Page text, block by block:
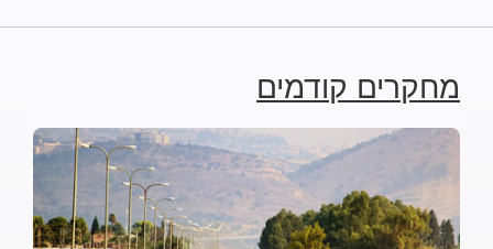
מחקרים קודמים